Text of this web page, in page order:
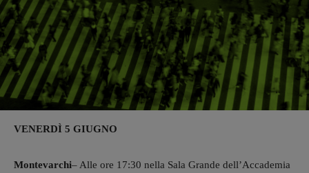
VENERDÌ 5 GIUGNO
Montevarchi– Alle ore 17:30 nella Sala Grande dell’Accademia